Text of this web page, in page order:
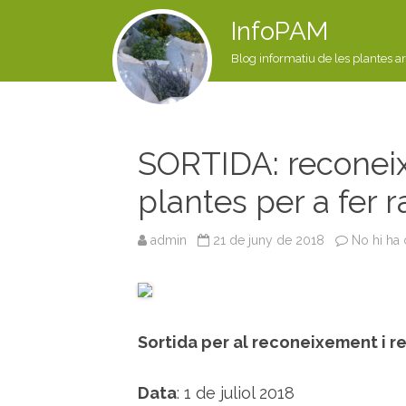
InfoPAM
Blog informatiu de les plantes
SORTIDA:
plantes per a fer
admin 21 de juny de 2018 No hi ha
Sortida per al reconeixement i
Data: 1 de juliol 2018